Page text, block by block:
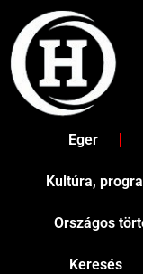
content
Eger
Kultúra,
Országos
Keresés